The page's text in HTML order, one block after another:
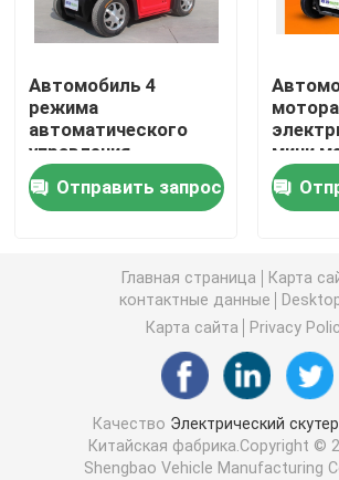
скутер электрического баланса
Скутер педали электрический
Скутер дам электрический
Долгосрочный электрический
Взрослый электрический
Складывая электрический
Автомобиль 4
режима
автоматического
управления
электрический мини
катит ДК 2 мест
безщеточный
Отправить запрос
мотора
мини
руки
Главная страница
Карта
контактные данные
Карта сайта
Privacy
Качество Электрический
Китайская фабрика.Copyright ©
Shengbao Vehicle Manufacturing